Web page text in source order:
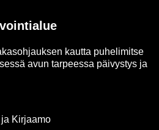
kaut­ta pu­he­li­mit­se
avun tar­pees­sa päi­vys­tys ja
Kir­jaa­mo